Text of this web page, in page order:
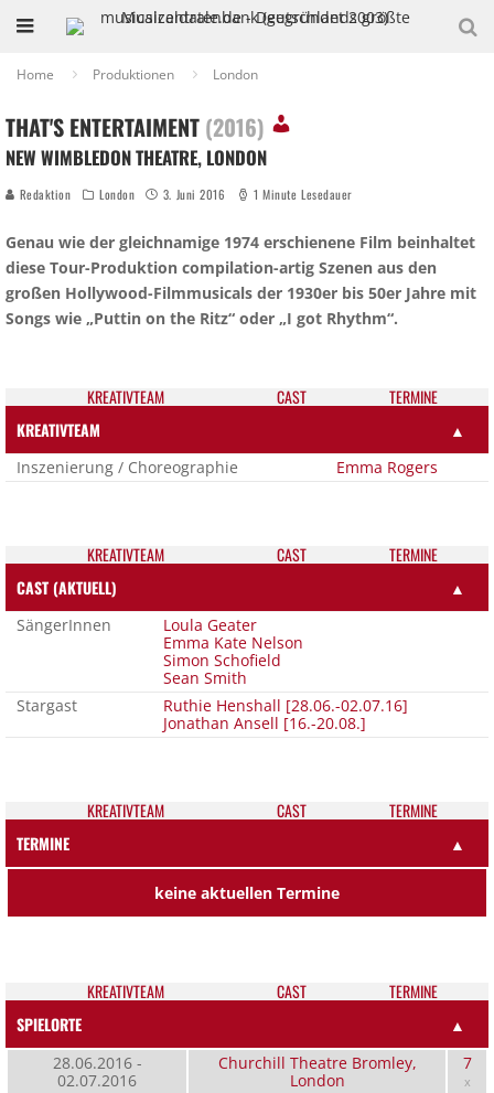
Home Produktionen London
THAT'S ENTERTAIMENT (2016)
NEW WIMBLEDON THEATRE, LONDON
Redaktion London 3. Juni 2016 1 Minute Lesedauer
Genau wie der gleichnamige 1974 erschienene Film beinhaltet
diese Tour-Produktion compilation-artig Szenen aus den
großen Hollywood-Filmmusicals der 1930er bis 50er Jahre mit
Songs wie „Puttin on the Ritz“ oder „I got Rhythm“.
KREATIV­TEAM CAST
TER­MI­NE
KREATIVTEAM
▲
Inszenierung / Choreographie Emma Rogers
KREATIV­TEAM CAST
TER­MI­NE
CAST (AKTUELL)
▲
SängerInnen
Loula Geater
Emma Kate Nelson
Simon Schofield
Sean Smith
Stargast
Ruthie Henshall [28.06.-02.07.16]
Jonathan Ansell [16.-20.08.]
KREATIV­TEAM CAST
TER­MI­NE
TERMINE
▲
keine aktuellen Termine
KREATIV­TEAM CAST
TER­MI­NE
SPIELORTE
▲
28.06.2016 -
02.07.2016
Churchill Theatre Bromley,
London
7
x